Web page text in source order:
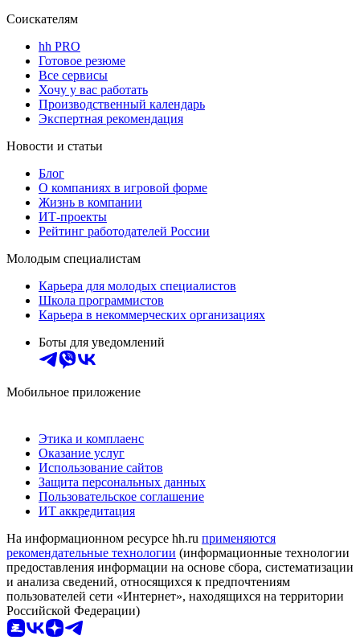
Соискателям
hh PRO
Готовое резюме
Все сервисы
Хочу у вас работать
Производственный календарь
Экспертная рекомендация
Новости и статьи
Блог
О компаниях в игровой форме
Жизнь в компании
ИТ-проекты
Рейтинг работодателей России
Молодым специалистам
Карьера для молодых специалистов
Школа программистов
Карьера в некоммерческих организациях
Боты для уведомлений
Мобильное приложение
Этика и комплаенс
Оказание услуг
Использование сайтов
Защита персональных данных
Пользовательское соглашение
ИТ аккредитация
На информационном ресурсе hh.ru применяются
рекомендательные технологии (информационные технологии
предоставления информации на основе сбора, систематизации
и анализа сведений, относящихся к предпочтениям
пользователей сети «Интернет», находящихся на территории
Российской Федерации)